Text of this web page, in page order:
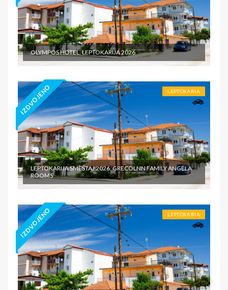
OLYMPOS HOTEL, LEPTOKARIJA 2026
IZDVOJENO LEPTOKARIA
LEPTOKARIJA SMEŠTAJ 2026, GRECOLNN FAMILY ANGELA
ROOMS
IZDVOJENO LEPTOKARIA